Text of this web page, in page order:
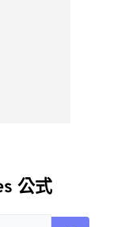
公式